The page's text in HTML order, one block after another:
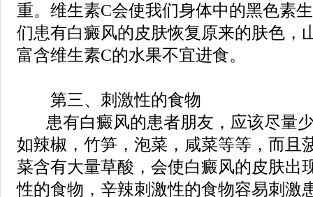
重。维生素C会使我们身体中的黑色素
们患有白癜风的皮肤恢复原来的肤色，
富含维生素C的水果不宜进食。
第三、刺激性的食物
患有白癜风的患者朋友，应该尽量
如辣椒，竹笋，泡菜，咸菜等等，而且
菜含有大量草酸，会使白癜风的皮肤出
性的食物，辛辣刺激性的食物容易刺激